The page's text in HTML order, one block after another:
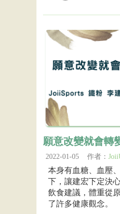
願意改變就會轉
2022-01-05 作者：
本身有血糖、血壓
下，讓建宏下定決
飲食建議，體重從
了許多健康觀念。